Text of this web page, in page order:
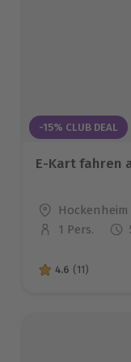
-15% CLUB DEAL
E-Kart fahren
Standort
Hockenheim
Anzahl der
1 Pers.
4.6 von 5
4.6 (11)